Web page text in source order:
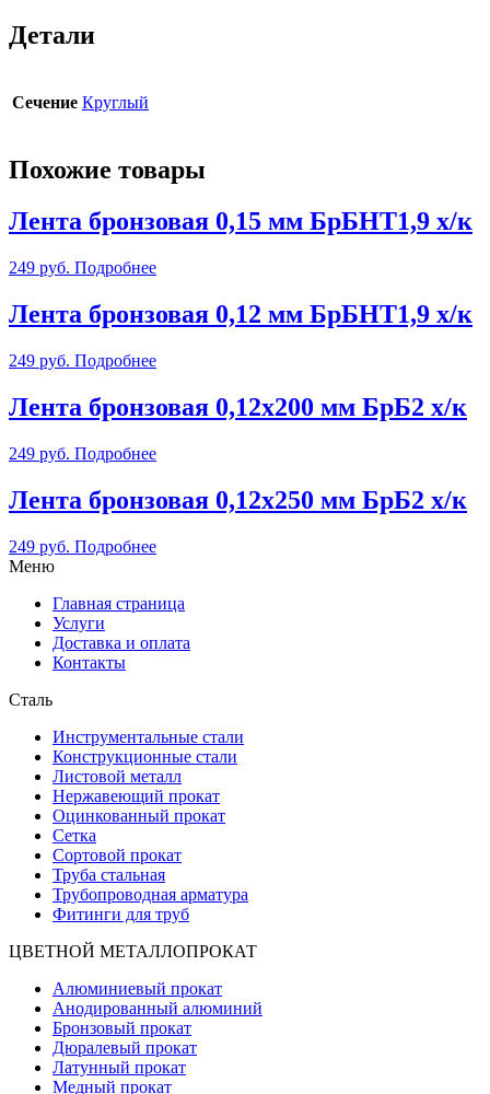
Детали
Сечение Круглый
Похожие товары
Лента бронзовая 0,15 мм БрБНТ1,9 х/к
249 руб. Подробнее
Лента бронзовая 0,12 мм БрБНТ1,9 х/к
249 руб. Подробнее
Лента бронзовая 0,12х200 мм БрБ2 х/к
249 руб. Подробнее
Лента бронзовая 0,12х250 мм БрБ2 х/к
249 руб. Подробнее
Меню
Главная страница
Услуги
Доставка и оплата
Контакты
Сталь
Инструментальные стали
Конструкционные стали
Листовой металл
Нержавеющий прокат
Оцинкованный прокат
Сетка
Сортовой прокат
Труба стальная
Трубопроводная арматура
Фитинги для труб
ЦВЕТНОЙ МЕТАЛЛОПРОКАТ
Алюминиевый прокат
Анодированный алюминий
Бронзовый прокат
Дюралевый прокат
Латунный прокат
Медный прокат